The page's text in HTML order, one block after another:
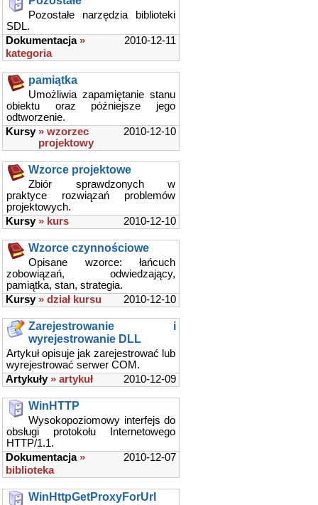
Pozostałe narzędzia biblioteki
SDL.
2010-12-11
Dokumentacja »
kategoria
pamiątka
Umożliwia zapamiętanie stanu
obiektu oraz późniejsze jego
odtworzenie.
2010-12-10
Kursy » wzorzec
projektowy
Wzorce projektowe
Zbiór sprawdzonych w
praktyce rozwiązań problemów
projektowych.
2010-12-10
Kursy » kurs
Wzorce czynnościowe
Opisane wzorce: łańcuch
zobowiązań, odwiedzający,
pamiątka, stan, strategia.
2010-12-10
Kursy » dział kursu
Zarejestrowanie i
wyrejestrowanie DLL
Artykuł opisuje jak zarejestrować lub
wyrejestrować serwer COM.
2010-12-09
Artykuły » artykuł
WinHTTP
Wysokopoziomowy interfejs do
obsługi protokołu Internetowego
HTTP/1.1.
2010-12-07
Dokumentacja »
biblioteka
WinHttpGetProxyForUrl